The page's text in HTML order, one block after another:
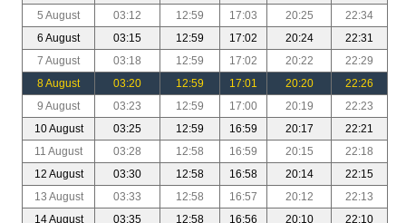
5 August
03:12 12:59 17:03 20:25
22:34
6 August
03:15 12:59 17:02 20:24
22:31
7 August
03:18 12:59 17:02 20:22
22:29
8 August
03:20 12:59 17:01 20:20
22:26
9 August
03:23 12:59 17:00 20:19
22:23
10 August
03:25 12:59 16:59 20:17
22:21
11 August
03:28 12:58 16:59 20:15
22:18
12 August
03:30 12:58 16:58 20:14
22:15
13 August
03:33 12:58 16:57 20:12
22:13
14 August
03:35 12:58 16:56 20:10 22:10